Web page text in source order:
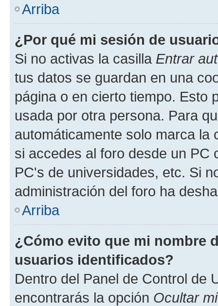
Arriba
¿Por qué mi sesión de
Si no activas la casilla Entrar
tus datos se guardan en una
página o en cierto tiempo. Esto
usada por otra persona. Para
automáticamente solo marca la
si accedes al foro desde un PC
PC's de universidades, etc. Si
administración del foro ha
Arriba
¿Cómo evito que mi nombre
usuarios identificados?
Dentro del Panel de Control de
encontrarás la opción Ocultar